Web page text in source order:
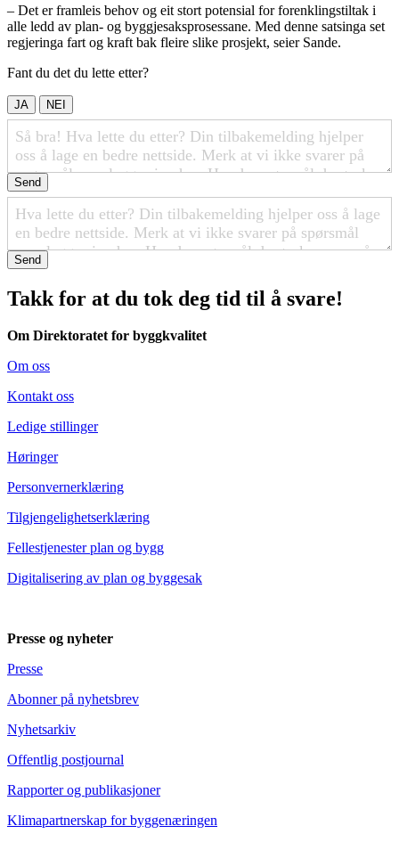
– Det er framleis behov og eit stort potensial for forenklingstiltak i
alle ledd av plan- og byggjesaksprosessane. Med denne satsinga set
regjeringa fart og kraft bak fleire slike prosjekt, seier Sande.
Fant du det du lette etter?
JA NEI
Send
Send
Takk for at du tok deg tid til å svare!
Om Direktoratet for byggkvalitet
Om oss
Kontakt oss
Ledige stillinger
Høringer
Personvernerklæring
Tilgjengelighetserklæring
Fellestjenester plan og bygg
Digitalisering av plan og byggesak
Presse og nyheter
Presse
Abonner på nyhetsbrev
Nyhetsarkiv
Offentlig postjournal
Rapporter og publikasjoner
Klimapartnerskap for byggenæringen